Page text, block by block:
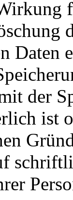
der
ist